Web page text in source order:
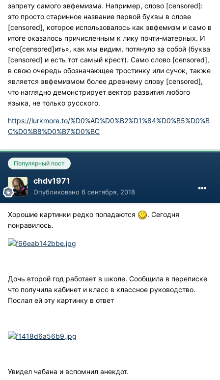
запрету самого эвфемизма. Например, слово [censored]:
это просто старинное название первой буквы в слове
[censored], которое использовалось как эвфемизм и само в
итоге оказалось причисленным к лику почти-матерных. И
«по[censored]ить», как мы видим, потянуло за собой (буква
[censored] и есть тот самый крест). Само слово [censored],
в свою очередь обозначающее тростинку или сучок, также
является эвфемизмом более древнему слову [censored],
что наглядно демонстрирует вектор развития любого
языка, не только русского.
https://lurkmore.to/%D0%AD%D0%B2%D1%84%D0%B5%D0%B
C%D0%B8%D0%B7%D0%BC
Популярный пост
chdv1971
Опубликовано 6 сентября, 2018
Хорошие картинки редко попадаются
. Сегодня
понравилось.
Дочь второй год работает в школе. Сообщила в переписке
что получила кабинет и класс в классное руководство.
Послал ей эту картинку в ответ
Увидел чабана и вспомнил анекдот.